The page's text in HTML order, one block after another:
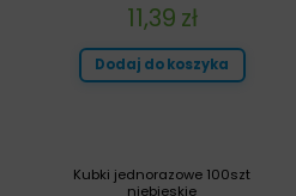
11,39 zł
Dodaj do koszyka
Kubki jednorazowe 100szt
niebieskie